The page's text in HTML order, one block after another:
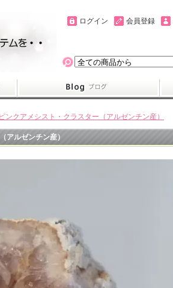
会員登録
ログイン
ピンクアメシスト・クラスター（アルゼンチン産）
アルゼンチン産）